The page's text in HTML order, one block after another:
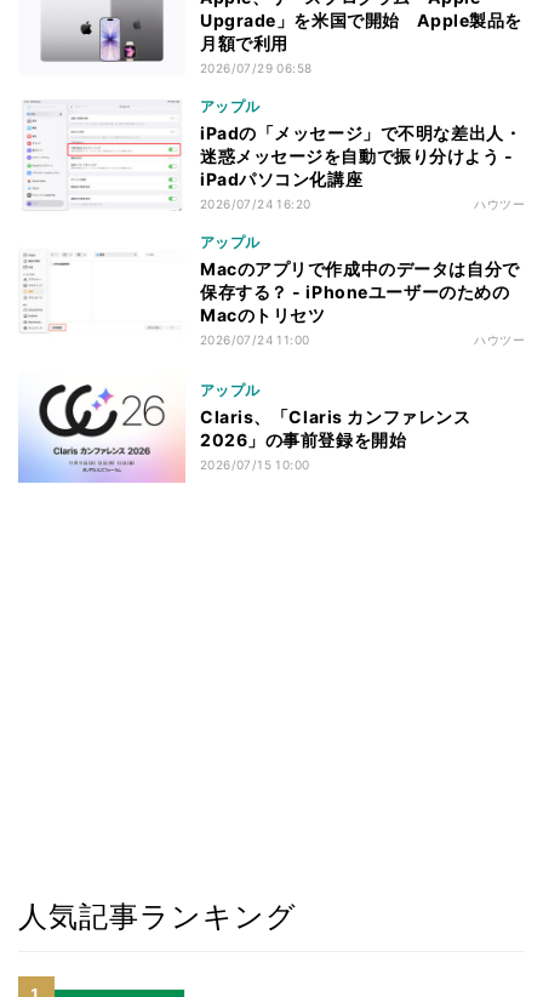
Upgrade」を米国で開始 Apple製品を
月額で利用
2026/07/29 06:58
アップル
iPadの「メッセージ」で不明な差出人・
迷惑メッセージを自動で振り分けよう -
iPadパソコン化講座
2026/07/24 16:20 ハウツー
アップル
Macのアプリで作成中のデータは自分で
保存する？ - iPhoneユーザーのための
Macのトリセツ
2026/07/24 11:00 ハウツー
アップル
Claris、「Claris カンファレンス
2026」の事前登録を開始
2026/07/15 10:00
人気記事ランキング